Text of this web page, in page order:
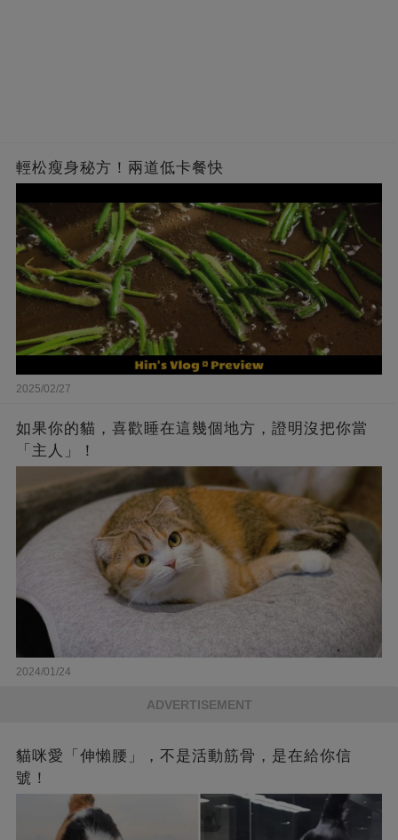
輕松瘦身秘方！兩道低卡餐快
2025/02/27
如果你的貓，喜歡睡在這幾個地方，證明沒把你當
「主人」！
2024/01/24
ADVERTISEMENT
貓咪愛「伸懶腰」，不是活動筋骨，是在給你信
號！